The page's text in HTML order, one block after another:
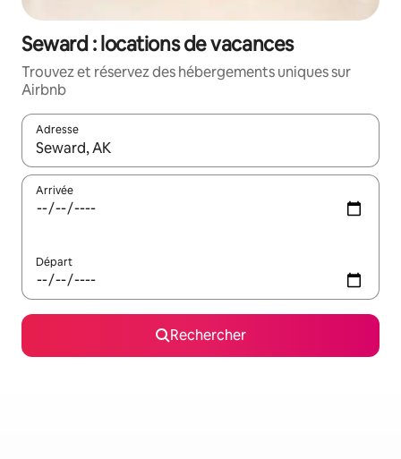
Seward : locations de vacances
Trouvez et réservez des hébergements uniques sur
Airbnb
Adresse
Lorsque les résultats s'affichent, utilisez les flèches vers le
Arrivée
Départ
Rechercher